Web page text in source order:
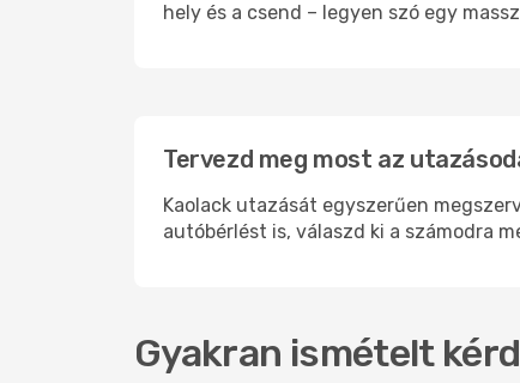
hely és a csend – legyen szó egy
Tervezd meg most az
Kaolack utazását egyszerűen
autóbérlést is, válaszd ki a számodra
Gyakran ismételt